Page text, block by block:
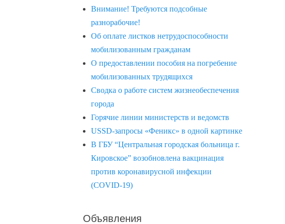
Внимание! Требуются подсобные
разнорабочие!
Об оплате листков нетрудоспособности
мобилизованным гражданам
О предоставлении пособия на погребение
мобилизованных трудящихся
Сводка о работе систем жизнеобеспечения
города
Горячие линии министерств и ведомств
USSD-запросы «Феникс» в одной картинке
В ГБУ “Центральная городская больница г.
Кировское” возобновлена вакцинация
против коронавирусной инфекции
(COVID-19)
Объявления